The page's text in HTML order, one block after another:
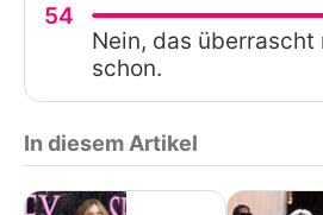
54
Nein, das
schon.
In diesem Artikel